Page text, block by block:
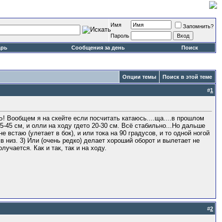
Имя
Запомнить?
Пароль
Сообщения за день Поиск
Опции темы Поиск в этой теме
#1
Вообщем я на скейте если посчитать катаюсь....ща....в прошлом
45 см, и олли на ходу гдето 20-30 см. Всё стабильно...Но дальше
(улетает в бок), и или тока на 90 градусов, и то одной ногой
низ. 3) Или (очень редко) делает хороший оборот и вылетает не
Как и так, так и на ходу.
#2